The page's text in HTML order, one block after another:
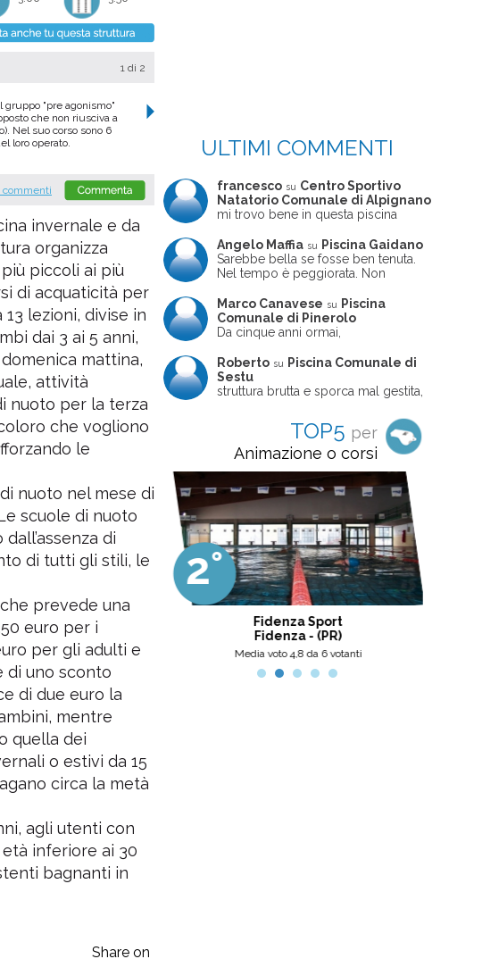
1 di 2
"pre agonismo"
che non riusciva a
Nel suo corso sono 6
loro operato.
invernale e da
organizza
piccoli ai più
di acquaticità per
lezioni, divise in
dai 3 ai 5 anni,
mattina,
attività
nuoto per la terza
che vogliono
le
nuoto nel mese di
scuole di nuoto
di
di tutti gli stili, le
prevede una
euro per i
per gli adulti e
di uno sconto
di due euro la
mentre
quella dei
o estivi da 15
circa la metà
agli utenti con
inferiore ai 30
bagnanti in
Share on
ULTIMI COMMENTI
francesco su Centro Sportivo
Natatorio Comunale di Alpignano
mi trovo bene in questa piscina
Angelo Maffia su
Piscina Gaidano
Sarebbe bella se fosse ben tenuta.
Nel tempo è peggiorata. Non
ne usciva insieme a me non ha
ritrovato le sue scarpe! Peccato
perché potrebbe essere un'ottima
frequentata non magnificamente
Marco Canavese su
Piscina
Comunale di Pinerolo
Da cinque anni ormai,
pomeriggio trascorro cinque-sei ore
in questa magnifica piscina con i miei
due figli che sono letteralmente
piccola, un po' in vasca grande, negli
spazi riservati al nuoto libero,
giochiamo, nuotiamo e facciamo
apnea insieme (sono stato assistente
bagnanti ed istruttore di nuoto in
gioventù, ora lo faccio per loro
come papà). Si tratta di una struttura
molto accogliente, pulita, bella,
gestita da personale di grande
professionalità, umanità e cortesia.
Ottima scelta, nel pinerolese il
meglio, secondo me.
Roberto su
Piscina Comunale di
Sestu
struttura brutta e sporca mal gestita,
poco professionale. la sconsiglio a
tutti coloro che amano le cose fatte
seriamente poiché é tutto
improvvisato
TOP5 per
Animazione o corsi
Aquatic Center
- (VI)
4,8 da 6 votanti
2°
Fidenza Sport
Fidenza - (PR)
Media voto 4,8 da 6 votanti